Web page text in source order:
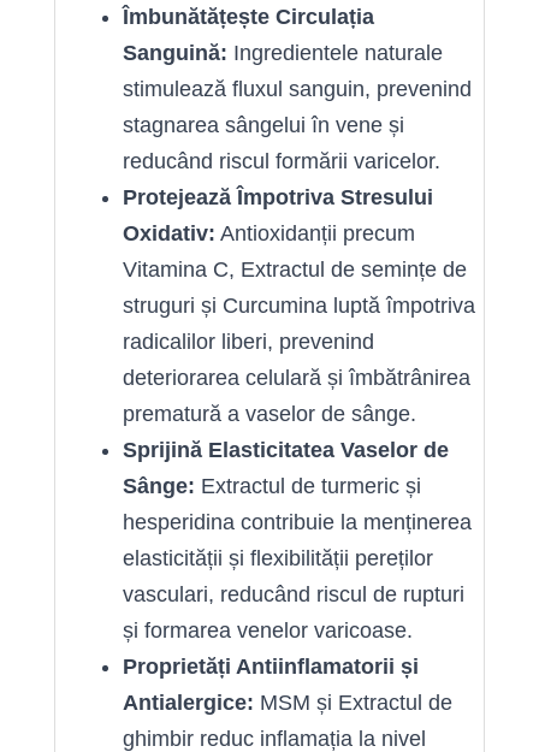
Îmbunătățește Circulația
Sanguină: Ingredientele naturale
stimulează fluxul sanguin, prevenind
stagnarea sângelui în vene și
reducând riscul formării varicelor.
Protejează Împotriva Stresului
Oxidativ: Antioxidanții precum
Vitamina C, Extractul de semințe de
struguri și Curcumina luptă împotriva
radicalilor liberi, prevenind
deteriorarea celulară și îmbătrânirea
prematură a vaselor de sânge.
Sprijină Elasticitatea Vaselor de
Sânge: Extractul de turmeric și
hesperidina contribuie la menținerea
elasticității și flexibilității pereților
vasculari, reducând riscul de rupturi
și formarea venelor varicoase.
Proprietăți Antiinflamatorii și
Antialergice: MSM și Extractul de
ghimbir reduc inflamația la nivel